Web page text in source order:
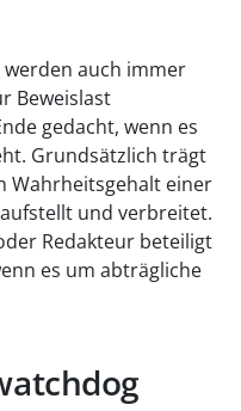
auch immer
Beweislast
gedacht, wenn es
Grundsätzlich trägt
Wahrheitsgehalt einer
und verbreitet.
Redakteur beteiligt
es um abträgliche